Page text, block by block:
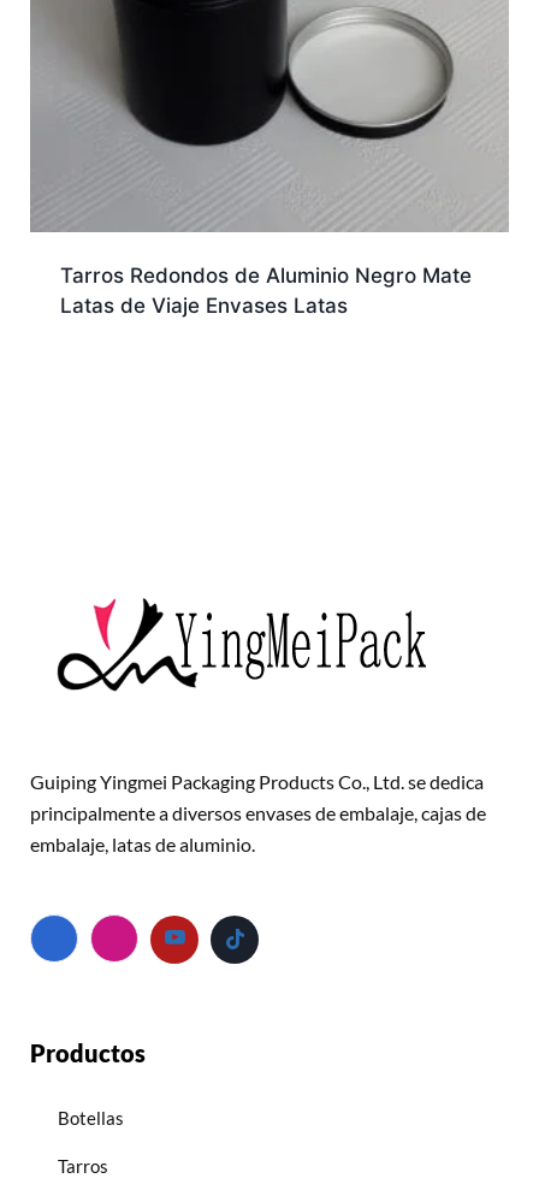
Tarros Redondos de Aluminio Negro Mate
Latas de Viaje Envases Latas
Guiping Yingmei Packaging Products Co., Ltd. se dedica
principalmente a diversos envases de embalaje, cajas de
embalaje, latas de aluminio.
Productos
Botellas
Tarros